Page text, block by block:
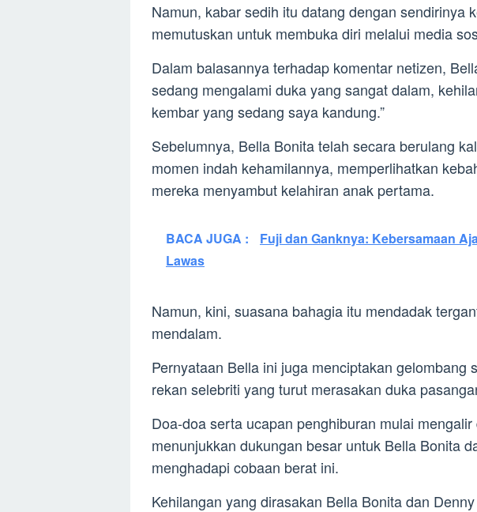
Namun, kabar sedih itu datang dengan sendirinya
memutuskan untuk membuka diri melalui media
Dalam balasannya terhadap komentar netizen,
sedang mengalami duka yang sangat dalam,
kembar yang sedang saya kandung.”
Sebelumnya, Bella Bonita telah secara berulang
momen indah kehamilannya, memperlihatkan
mereka menyambut kelahiran anak pertama.
BACA JUGA :
Fuji dan Ganknya: Kebersamaan
Lawas
Namun, kini, suasana bahagia itu mendadak
mendalam.
Pernyataan Bella ini juga menciptakan gelombang
rekan selebriti yang turut merasakan duka
Doa-doa serta ucapan penghiburan mulai
menunjukkan dukungan besar untuk Bella Bonita
menghadapi cobaan berat ini.
Kehilangan yang dirasakan Bella Bonita dan